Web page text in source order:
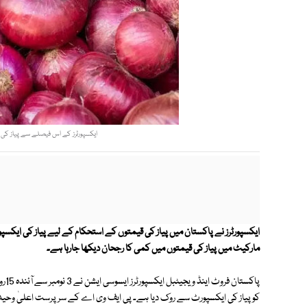
ایکسپورٹرز کے اس فیصلے سے پیاز کی
ایکسپورٹرز نے پاکستان میں پیاز کی قیمتوں کے استحکام کے لیے پیاز کی
مارکیٹ میں پیاز کی قیمتوں میں کمی کا رجحان دیکھا جارہا ہے۔
کو پیاز کی ایکسپورٹ سے روک دیا ہے۔ پی ایف وی اے کے سرپرست اعلیٰ